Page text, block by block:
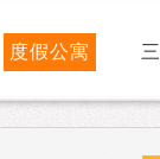
度假公寓